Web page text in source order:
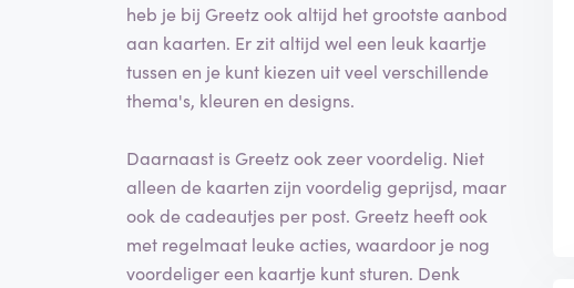
heb je bij Greetz ook altijd het grootste aanbod
aan kaarten. Er zit altijd wel een leuk kaartje
tussen en je kunt kiezen uit veel verschillende
thema's, kleuren en designs.
Daarnaast is Greetz ook zeer voordelig. Niet
alleen de kaarten zijn voordelig geprijsd, maar
ook de cadeautjes per post. Greetz heeft ook
met regelmaat leuke acties, waardoor je nog
voordeliger een kaartje kunt sturen. Denk